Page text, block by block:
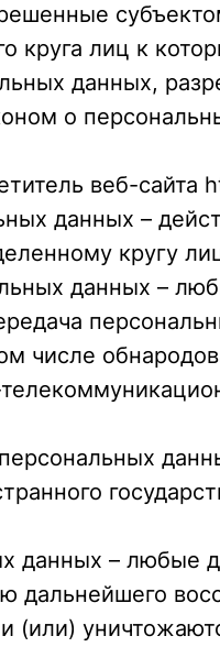
круга лиц к
данных,
о
веб-сайта
данных –
кругу
данных –
числе
данных – любые
дальнейшего
(или)